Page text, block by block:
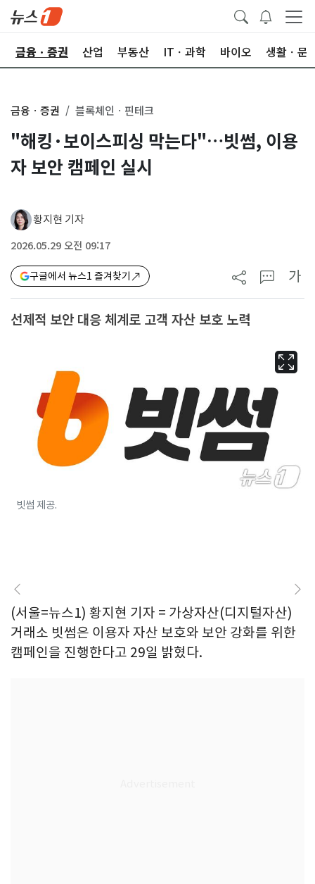
금융ㆍ증권 산업 부동산 ITㆍ과학 바이오 생활ㆍ문
금융ㆍ증권 블록체인ㆍ핀테크
"해킹·보이스피싱 막는다"…빗썸, 이용
자 보안 캠페인 실시
황지현 기자
2026.05.29 오전 09:17
구글에서 뉴스1 즐겨찾기 가
선제적 보안 대응 체계로 고객 자산 보호 노력
빗썸 제공.
(서울=뉴스1) 황지현 기자 = 가상자산(디지털자산)
거래소 빗썸은 이용자 자산 보호와 보안 강화를 위한
캠페인을 진행한다고 29일 밝혔다.